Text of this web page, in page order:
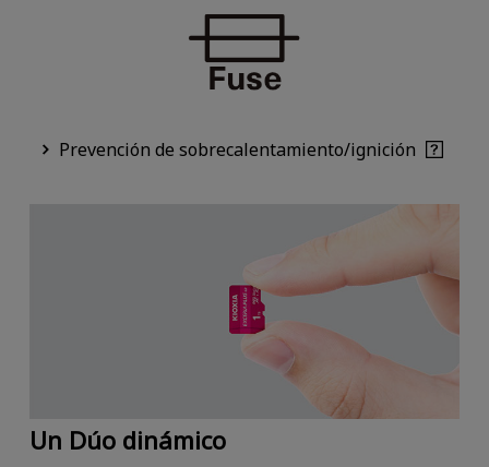
Prevención de sobrecalentamiento/ignición
Un Dúo dinámico